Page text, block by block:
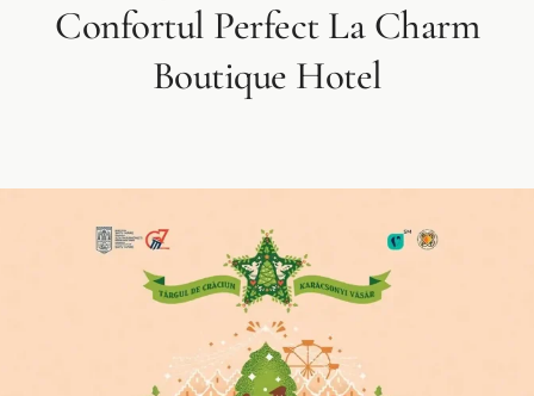
Confortul Perfect La Charm
Boutique Hotel